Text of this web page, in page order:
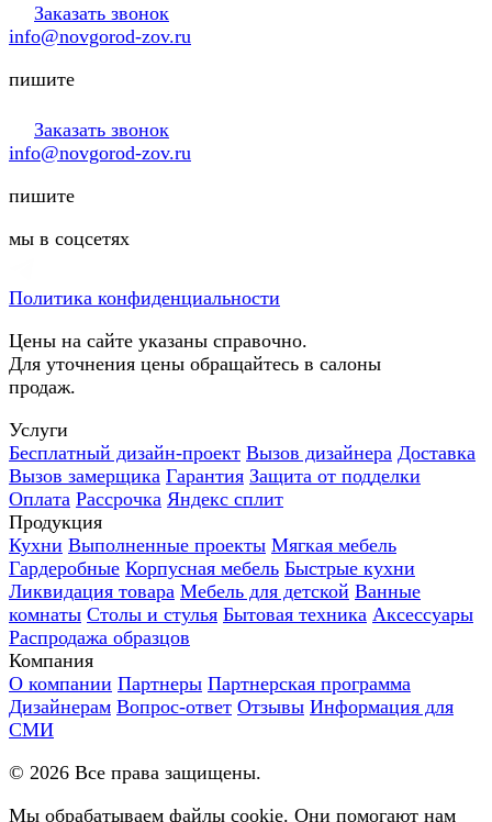
Заказать звонок
info@novgorod-zov.ru
пишите
Заказать звонок
info@novgorod-zov.ru
пишите
мы в соцсетях
Политика конфиденциальности
Цены на сайте указаны справочно.
Для уточнения цены обращайтесь в салоны
продаж.
Услуги
Бесплатный дизайн-проект Вызов дизайнера Доставка
Вызов замерщика Гарантия Защита от подделки
Оплата Рассрочка Яндекс сплит
Продукция
Кухни Выполненные проекты Мягкая мебель
Гардеробные Корпусная мебель Быстрые кухни
Ликвидация товара Мебель для детской Ванные
комнаты Столы и стулья Бытовая техника Аксессуары
Распродажа образцов
Компания
О компании Партнеры Партнерская программа
Дизайнерам Вопрос-ответ Отзывы Информация для
СМИ
© 2026 Все права защищены.
Мы обрабатываем файлы cookie. Они помогают нам